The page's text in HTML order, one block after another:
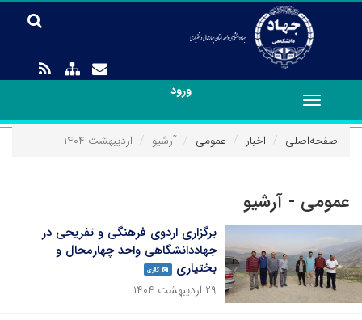
ورود
Toggle
navigation
صفحه‌اصلی
اخبار عمومی آرشیو اردیبهشت ۱۴۰۴
عمومی - آرشیو
برگزاری اردوی فرهنگی و تفریحی در
جهاددانشگاهی واحد چهارمحال و
بختیاری
گالری
۲۹ اردیبهشت ۱۴۰۴